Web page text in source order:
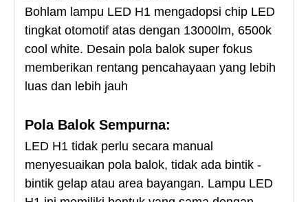
Bohlam lampu LED H1 mengadopsi chip LED
tingkat otomotif atas dengan 13000lm, 6500k
cool white. Desain pola balok super fokus
memberikan rentang pencahayaan yang lebih
luas dan lebih jauh
Pola Balok Sempurna:
LED H1 tidak perlu secara manual
menyesuaikan pola balok, tidak ada bintik -
bintik gelap atau area bayangan. Lampu LED